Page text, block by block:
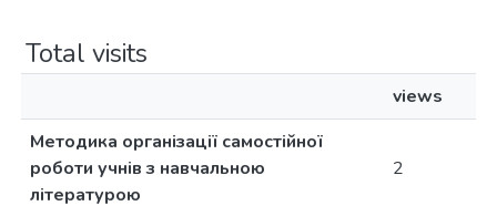
Total visits
views
Методика організації самостійної
роботи учнів з навчальною
літературою
2